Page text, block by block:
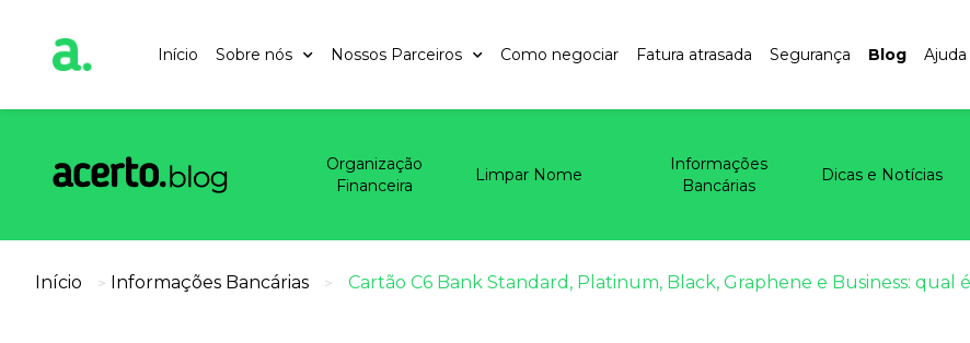
Início Sobre nós Nossos Parceiros Como negociar Fatura atrasada Segurança Blog Ajuda
Organização
Financeira
Limpar Nome
Informações
Bancárias
Dicas e Notícias
Início > Informações Bancárias > Cartão C6 Bank Standard, Platinum, Black, Graphene e Business: qual